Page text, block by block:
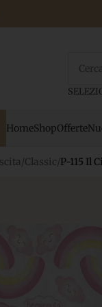
HomeShopOfferte
/Classic /P-115 Il